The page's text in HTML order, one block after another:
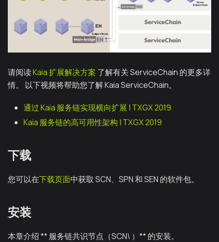
请阅读Kaia 扩展解决方案 了解有关 ServiceChain 的更多详
情。 以下视频将帮助您了解 Kaia ServiceChain。
通过 Kaia 服务链实现横向扩展 | TXGX 2019
Kaia 服务链的高可用性架构 | TXGX 2019
下载
您可以在下载页面中获取 SCN、SPN 和 SEN 的软件包。
安装
本章介绍 ** 服务链共识节点（SCN\ ）** 的安装。